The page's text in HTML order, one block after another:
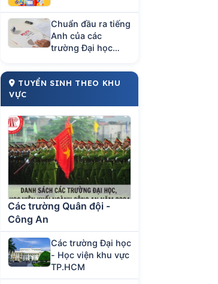
Chuẩn đầu ra tiếng
Anh của các
trường Đại học
TUYỂN SINH THEO KHU
VỰC
Các trường Quân đội -
Công An
Các trường Đại học
- Học viện khu vực
TP.HCM